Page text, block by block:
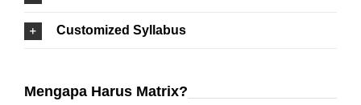
Customized Syllabus
Mengapa Harus Matrix?